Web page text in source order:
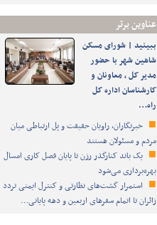
عناوین برتر
ببینید | شورای مسکن
شاهین شهر با حضور
مدیر کل ، معاونان و
کارشناسان اداره کل
راه…
خبرنگاران، راویان حقیقت و پل ارتباطی میان
مردم و مسئولان هستند
یک باند کنارگذر رزن تا پایان فصل کاری امسال
بهره‌برداری می‌شود
استمرار گشت‌های نظارتی و کنترل ایمنی تردد
زائران تا اتمام سفرهای اربعین و دهه پایانی…